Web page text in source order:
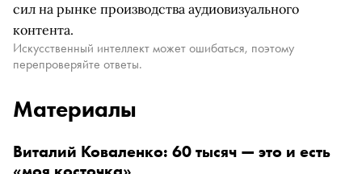
сил на рынке производства аудиовизуального
контента.
Искусственный интеллект может ошибаться, поэтому
перепроверяйте ответы.
Материалы
Виталий Коваленко: 60 тысяч — это и есть